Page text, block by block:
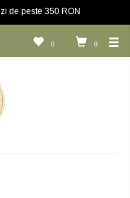
de peste 350 RON
0
0